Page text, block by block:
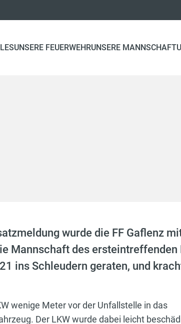
UNSERE FEUERWEHRUNSERE MANNSCHAFT
wurde die FF Gaflenz
Mannschaft des ersteintreffenden
ins Schleudern geraten, und
wenige Meter vor der Unfallstelle in das
Der LKW wurde dabei leicht